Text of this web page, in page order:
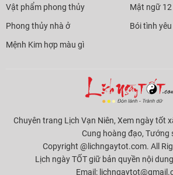
Vật phẩm phong thủy
Phong thủy nhà ở
Mệnh Kim hợp màu gì
Mật ngữ
Bói tình yêu
Chuyên trang Lịch Vạn Niên, Xem ngày tốt
Cung hoàng đạo, Tướng
Copyright @lichngaytot.com. All
Lịch ngày TỐT giữ bản quyền nội
Email: